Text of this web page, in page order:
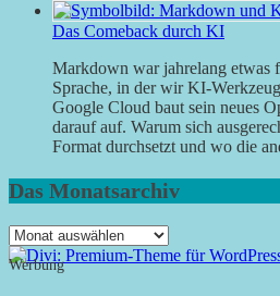
Das Comeback durch KI
Markdown war jahrelang etwas
Sprache, in der wir KI-
Google Cloud baut sein neues
darauf auf. Warum sich
Format durchsetzt und wo die
Das Monatsarchiv
Das
Monatsarchiv
Werbung